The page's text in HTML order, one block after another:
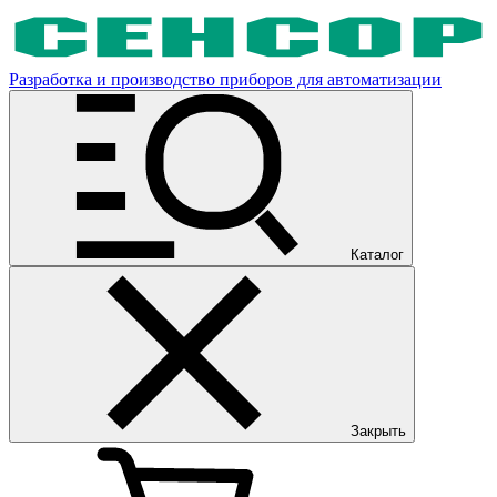
Разработка и производство приборов для автоматизации
Каталог
Закрыть